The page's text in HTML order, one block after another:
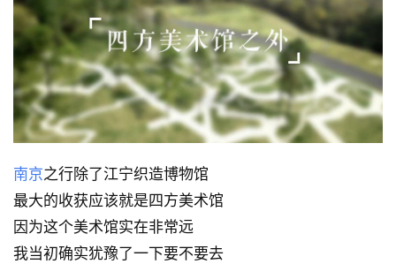
南京之行除了江宁织造博物馆
最大的收获应该就是四方美术馆
因为这个美术馆实在非常远
我当初确实犹豫了一下要不要去